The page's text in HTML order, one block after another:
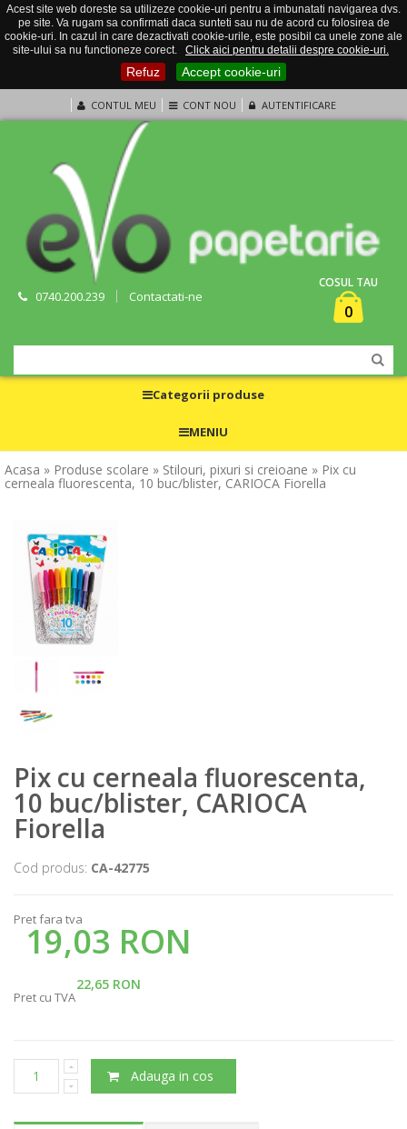
Acest site web doreste sa utilizeze cookie-uri pentru a imbunatati navigarea dvs.
pe site. Va rugam sa confirmati daca sunteti sau nu de acord cu folosirea de
cookie-uri. In cazul in care dezactivati cookie-urile, este posibil ca unele zone ale
site-ului sa nu functioneze corect.
Click aici pentru detalii despre cookie-uri.
Refuz Accept cookie-uri
CONTUL MEU CONT NOU AUTENTIFICARE
0740.200.239 Contactati-ne
COSUL TAU
0
Categorii produse
MENIU
Acasa » Produse scolare » Stilouri, pixuri si creioane » Pix cu
cerneala fluorescenta, 10 buc/blister, CARIOCA Fiorella
Pix cu cerneala fluorescenta,
10 buc/blister, CARIOCA
Fiorella
Cod produs: CA-42775
Pret fara tva
19,03 RON
22,65 RON
Pret cu TVA
Adauga in cos